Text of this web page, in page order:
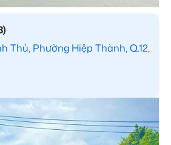
Thủ, Phường Hiệp Thành, Q.12,